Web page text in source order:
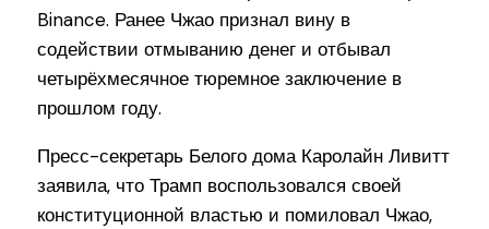
Binance. Ранее Чжао признал вину в
содействии отмыванию денег и отбывал
четырёхмесячное тюремное заключение в
прошлом году.
Пресс-секретарь Белого дома Каролайн Ливитт
заявила, что Трамп воспользовался своей
конституционной властью и помиловал Чжао,